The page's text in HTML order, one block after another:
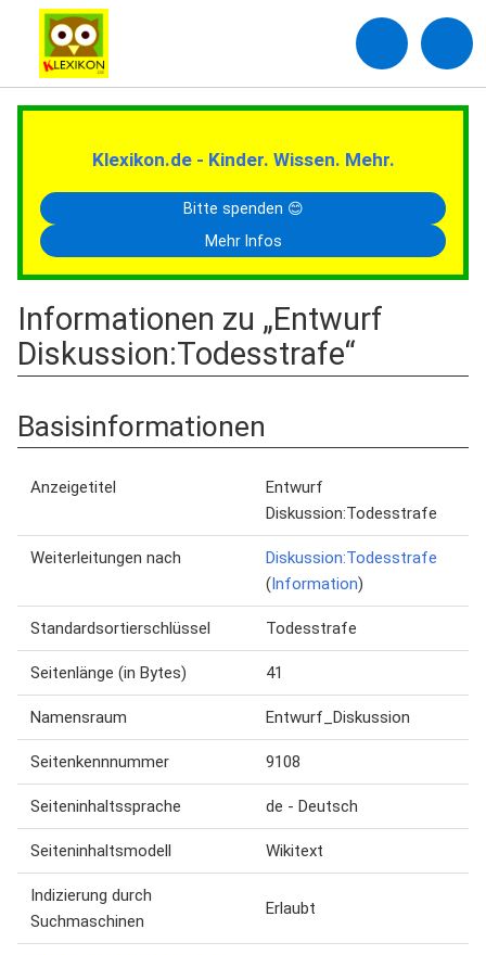
Klexikon.de - Kinder. Wissen. Mehr.
Bitte spenden 😊
Mehr Infos
Informationen zu „Entwurf
Diskussion:Todesstrafe“
Basisinformationen
Anzeigetitel
Entwurf
Diskussion:Todesstrafe
Weiterleitungen nach
Diskussion:Todesstrafe
(Information)
Standardsortierschlüssel Todesstrafe
Seitenlänge (in Bytes) 41
Namensraum Entwurf_Diskussion
Seitenkennnummer 9108
Seiteninhaltssprache de - Deutsch
Seiteninhaltsmodell Wikitext
Indizierung durch
Suchmaschinen
Erlaubt